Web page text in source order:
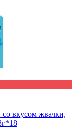
вкусом жвачки,